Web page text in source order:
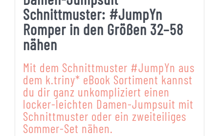
Schnittmuster: #JumpYn
Romper in den Größen 32–58
nähen
Mit dem Schnittmuster #JumpYn aus
dem k.triny* eBook Sortiment kannst
du dir ganz unkompliziert einen
locker-leichten Damen-Jumpsuit mit
Schnittmuster oder ein zweiteiliges
Sommer-Set nähen.